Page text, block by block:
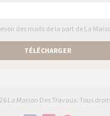
des mails de la part de La
TÉLÉCHARGER
La Maison Des Travaux. Tous